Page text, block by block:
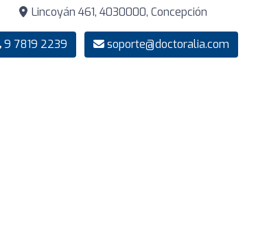
Lincoyán 461, 4030000, Concepción
9 7819 2239 soporte@doctoralia.com